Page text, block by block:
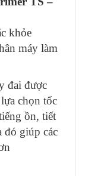
khỏe
máy làm
đai được
chọn tốc
ồn, tiết
đó giúp các